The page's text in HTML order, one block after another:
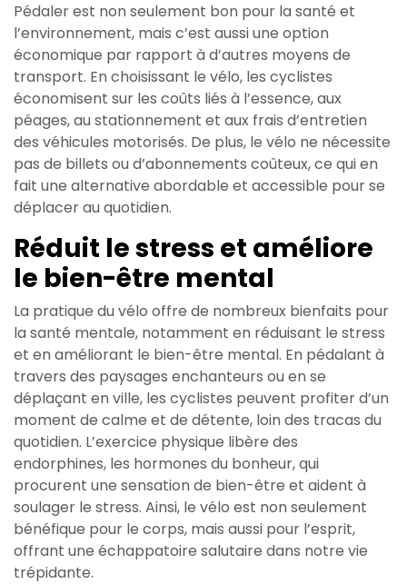
Pédaler est non seulement bon pour la santé et
l’environnement, mais c’est aussi une option
économique par rapport à d’autres moyens de
transport. En choisissant le vélo, les cyclistes
économisent sur les coûts liés à l’essence, aux
péages, au stationnement et aux frais d’entretien
des véhicules motorisés. De plus, le vélo ne nécessite
pas de billets ou d’abonnements coûteux, ce qui en
fait une alternative abordable et accessible pour se
déplacer au quotidien.
Réduit le stress et améliore
le bien-être mental
La pratique du vélo offre de nombreux bienfaits pour
la santé mentale, notamment en réduisant le stress
et en améliorant le bien-être mental. En pédalant à
travers des paysages enchanteurs ou en se
déplaçant en ville, les cyclistes peuvent profiter d’un
moment de calme et de détente, loin des tracas du
quotidien. L’exercice physique libère des
endorphines, les hormones du bonheur, qui
procurent une sensation de bien-être et aident à
soulager le stress. Ainsi, le vélo est non seulement
bénéfique pour le corps, mais aussi pour l’esprit,
offrant une échappatoire salutaire dans notre vie
trépidante.